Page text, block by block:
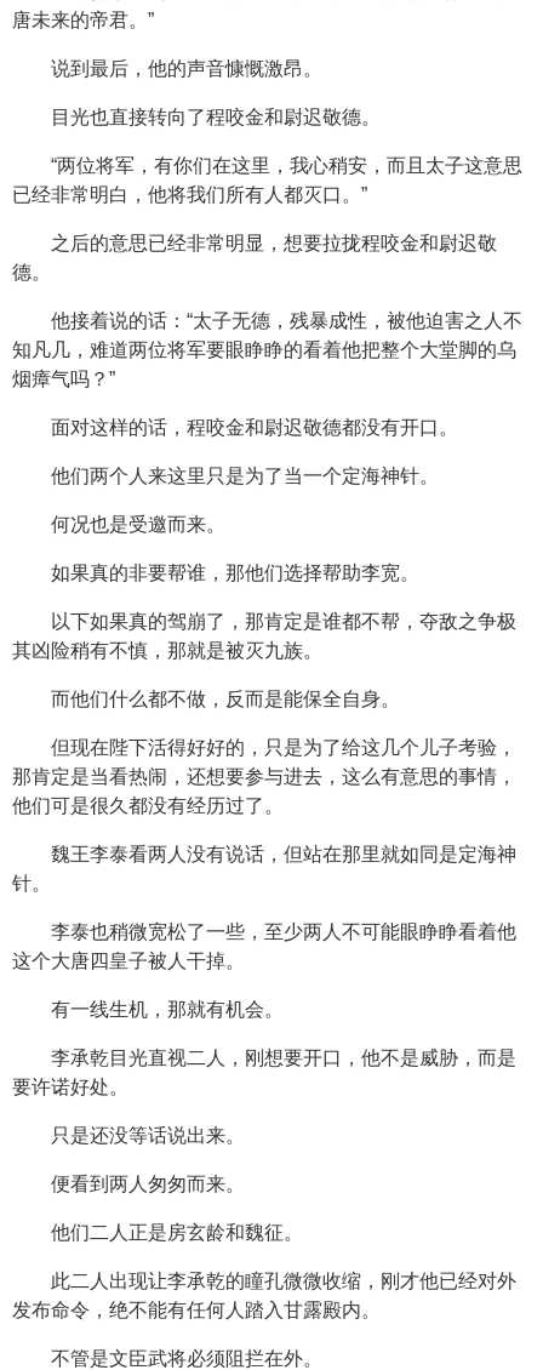
唐未来的帝君。”
说到最后，他的声音慷慨激昂。
目光也直接转向了程咬金和尉迟敬德。
“两位将军，有你们在这里，我心稍安，而且太子这意思
已经非常明白，他将我们所有人都灭口。”
之后的意思已经非常明显，想要拉拢程咬金和尉迟敬
德。
他接着说的话：“太子无德，残暴成性，被他迫害之人不
知凡几，难道两位将军要眼睁睁的看着他把整个大堂脚的乌
烟瘴气吗？”
面对这样的话，程咬金和尉迟敬德都没有开口。
他们两个人来这里只是为了当一个定海神针。
何况也是受邀而来。
如果真的非要帮谁，那他们选择帮助李宽。
以下如果真的驾崩了，那肯定是谁都不帮，夺敌之争极
其凶险稍有不慎，那就是被灭九族。
而他们什么都不做，反而是能保全自身。
但现在陛下活得好好的，只是为了给这几个儿子考验，
那肯定是当看热闹，还想要参与进去，这么有意思的事情，
他们可是很久都没有经历过了。
魏王李泰看两人没有说话，但站在那里就如同是定海神
针。
李泰也稍微宽松了一些，至少两人不可能眼睁睁看着他
这个大唐四皇子被人干掉。
有一线生机，那就有机会。
李承乾目光直视二人，刚想要开口，他不是威胁，而是
要许诺好处。
只是还没等话说出来。
便看到两人匆匆而来。
他们二人正是房玄龄和魏征。
此二人出现让李承乾的瞳孔微微收缩，刚才他已经对外
发布命令，绝不能有任何人踏入甘露殿内。
不管是文臣武将必须阻拦在外。